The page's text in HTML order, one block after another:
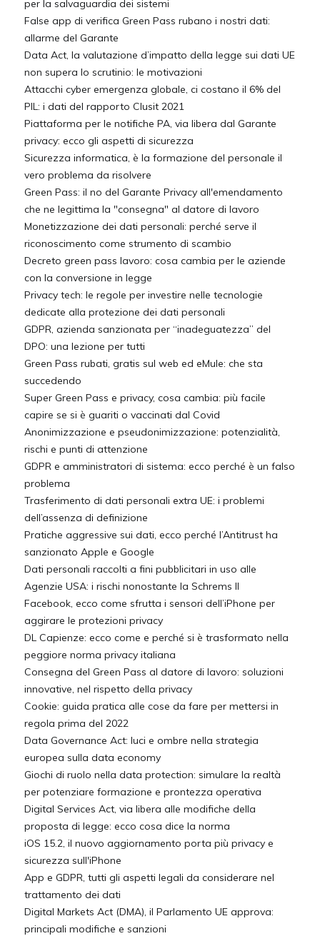
per la salvaguardia dei sistemi
False app di verifica Green Pass rubano i nostri dati:
allarme del Garante
Data Act, la valutazione d’impatto della legge sui dati UE
non supera lo scrutinio: le motivazioni
Attacchi cyber emergenza globale, ci costano il 6% del
PIL: i dati del rapporto Clusit 2021
Piattaforma per le notifiche PA, via libera dal Garante
privacy: ecco gli aspetti di sicurezza
Sicurezza informatica, è la formazione del personale il
vero problema da risolvere
Green Pass: il no del Garante Privacy all'emendamento
che ne legittima la "consegna" al datore di lavoro
Monetizzazione dei dati personali: perché serve il
riconoscimento come strumento di scambio
Decreto green pass lavoro: cosa cambia per le aziende
con la conversione in legge
Privacy tech: le regole per investire nelle tecnologie
dedicate alla protezione dei dati personali
GDPR, azienda sanzionata per “inadeguatezza” del
DPO: una lezione per tutti
Green Pass rubati, gratis sul web ed eMule: che sta
succedendo
Super Green Pass e privacy, cosa cambia: più facile
capire se si è guariti o vaccinati dal Covid
Anonimizzazione e pseudonimizzazione: potenzialità,
rischi e punti di attenzione
GDPR e amministratori di sistema: ecco perché è un falso
problema
Trasferimento di dati personali extra UE: i problemi
dell’assenza di definizione
Pratiche aggressive sui dati, ecco perché l’Antitrust ha
sanzionato Apple e Google
Dati personali raccolti a fini pubblicitari in uso alle
Agenzie USA: i rischi nonostante la Schrems II
Facebook, ecco come sfrutta i sensori dell’iPhone per
aggirare le protezioni privacy
DL Capienze: ecco come e perché si è trasformato nella
peggiore norma privacy italiana
Consegna del Green Pass al datore di lavoro: soluzioni
innovative, nel rispetto della privacy
Cookie: guida pratica alle cose da fare per mettersi in
regola prima del 2022
Data Governance Act: luci e ombre nella strategia
europea sulla data economy
Giochi di ruolo nella data protection: simulare la realtà
per potenziare formazione e prontezza operativa
Digital Services Act, via libera alle modifiche della
proposta di legge: ecco cosa dice la norma
iOS 15.2, il nuovo aggiornamento porta più privacy e
sicurezza sull'iPhone
App e GDPR, tutti gli aspetti legali da considerare nel
trattamento dei dati
Digital Markets Act (DMA), il Parlamento UE approva:
principali modifiche e sanzioni